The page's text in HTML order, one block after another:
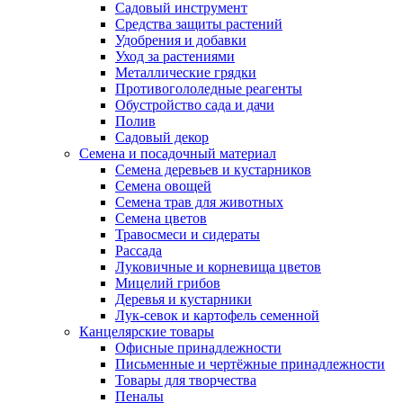
Садовый инструмент
Средства защиты растений
Удобрения и добавки
Уход за растениями
Металлические грядки
Противогололедные реагенты
Обустройство сада и дачи
Полив
Садовый декор
Семена и посадочный материал
Семена деревьев и кустарников
Семена овощей
Семена трав для животных
Семена цветов
Травосмеси и сидераты
Рассада
Луковичные и корневища цветов
Мицелий грибов
Деревья и кустарники
Лук-севок и картофель семенной
Канцелярские товары
Офисные принадлежности
Письменные и чертёжные принадлежности
Товары для творчества
Пеналы